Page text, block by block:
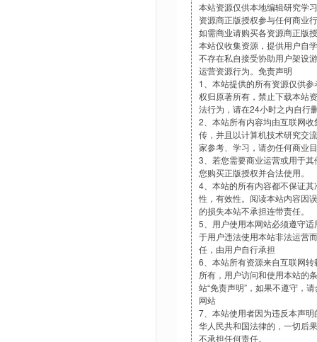
本站资源仅供本地编辑研究学
资源商正版授权参与任何商业
如需商业请购买各资源商正版
本站仅收集资源，提供用户自
不存在私自接受协助用户架设
运营资源行为。免责声明
1、本站提供的所有资源仅供
权归原著所有，禁止下载本站
法行为，请在24小时之内自行
2、本站所有内容均由互联网
传，并且以计算机技术研究交
家参考、学习，请勿任何商业
3、若您需要商业运营或用于
您购买正版授权并合法使用。
4、本站的所有内容都不保证
性，有效性。阅读本站内容因
的损失本站不承担连带责任。
5、用户使用本网站必须遵守
于用户违法使用本站非法运营
任，由用户自行承担
6、本站所有资源来自互联网
所有，用户访问和使用本站的
站“免责声明”，如果不遵守，
网站
7、本站使用者因为违反本声
华人民共和国法律的，一切后
不承担任何责任。